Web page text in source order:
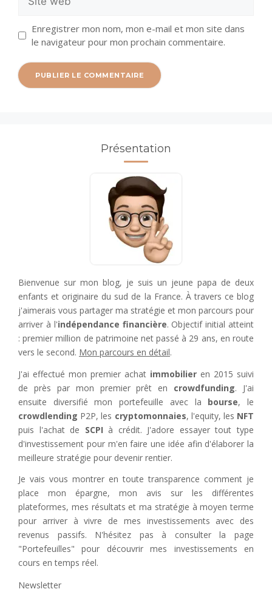
web
Enregistrer mon nom, mon e-mail et mon site dans
le navigateur pour mon prochain commentaire.
Présentation
Bienvenue sur mon blog, je suis un jeune papa de deux
enfants et originaire du sud de la France. À travers ce blog
j'aimerais vous partager ma stratégie et mon parcours pour
arriver à l'indépendance financière. Objectif initial atteint
: premier million de patrimoine net passé à 29 ans, en route
vers le second. Mon parcours en détail.
J'ai effectué mon premier achat immobilier en 2015 suivi
de près par mon premier prêt en crowdfunding. J'ai
ensuite diversifié mon portefeuille avec la bourse, le
crowdlending P2P, les cryptomonnaies, l'equity, les NFT
puis l'achat de SCPI à crédit. J'adore essayer tout type
d'investissement pour m'en faire une idée afin d'élaborer la
meilleure stratégie pour devenir rentier.
Je vais vous montrer en toute transparence comment je
place mon épargne, mon avis sur les différentes
plateformes, mes résultats et ma stratégie à moyen terme
pour arriver à vivre de mes investissements avec des
revenus passifs. N'hésitez pas à consulter la page
"Portefeuilles" pour découvrir mes investissements en
cours en temps réel.
Newsletter